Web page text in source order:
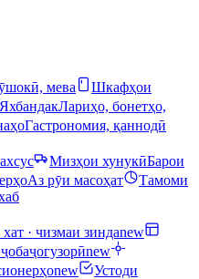
мева
Шкафҳои
ЯхбандакЛариҳо, бонетҳо,
Гастрономия, қаннодӣ
Мизҳои хунукӣБарои
Аз рӯи масоҳат
Тамоми
· чизмаи зиндаnew
new
new
Устоди